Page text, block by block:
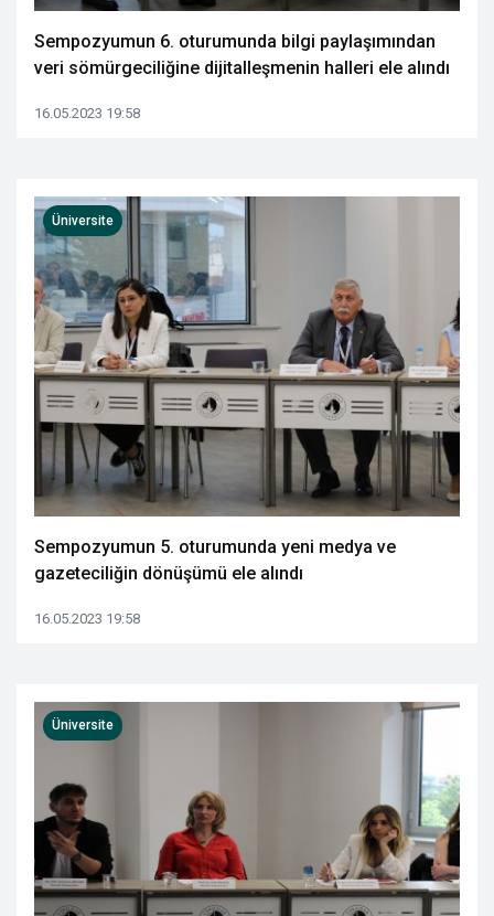
Sempozyumun 6. oturumunda bilgi paylaşımından
veri sömürgeciliğine dijitalleşmenin halleri ele alındı
16.05.2023 19:58
Sempozyumun 5. oturumunda yeni medya ve
gazeteciliğin dönüşümü ele alındı
16.05.2023 19:58
Üniversite
Üniversite